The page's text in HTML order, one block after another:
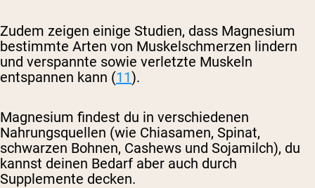
Zudem zeigen einige Studien, dass Magnesium
bestimmte Arten von Muskelschmerzen lindern
und verspannte sowie verletzte Muskeln
entspannen kann (11).
Magnesium findest du in verschiedenen
Nahrungsquellen (wie Chiasamen, Spinat,
schwarzen Bohnen, Cashews und Sojamilch), du
kannst deinen Bedarf aber auch durch
Supplemente decken.